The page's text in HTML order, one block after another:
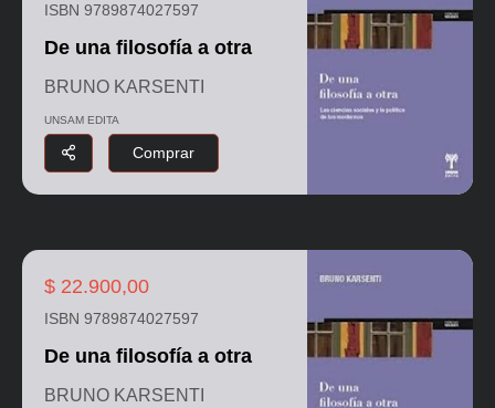
ISBN 9789874027597
De una filosofía a otra
BRUNO KARSENTI
UNSAM EDITA
Comprar
$ 22.900,00
ISBN 9789874027597
De una filosofía a otra
BRUNO KARSENTI